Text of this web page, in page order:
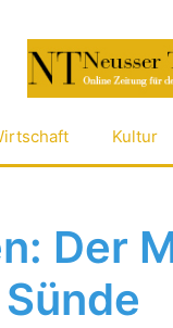
Kultur
Der